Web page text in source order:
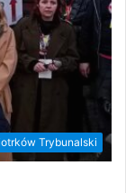
Trybunalski